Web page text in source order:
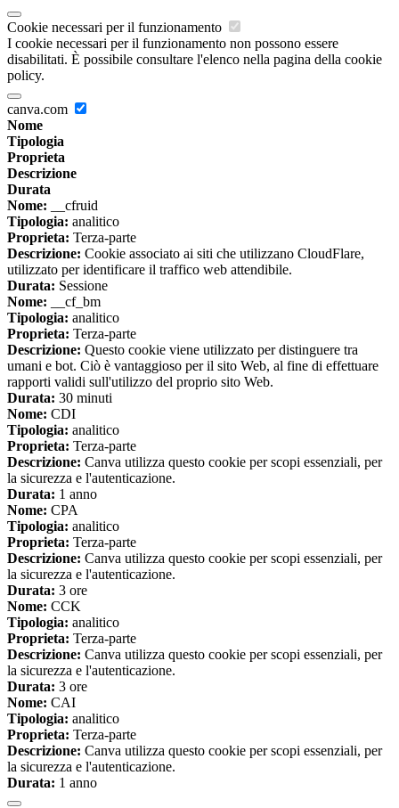
Cookie necessari per il funzionamento
I cookie necessari per il funzionamento non possono essere
disabilitati. È possibile consultare l'elenco nella pagina della cookie
policy.
canva.com
Nome
Tipologia
Proprieta
Descrizione
Durata
Nome: __cfruid
Tipologia: analitico
Proprieta: Terza-parte
Descrizione: Cookie associato ai siti che utilizzano CloudFlare,
utilizzato per identificare il traffico web attendibile.
Durata: Sessione
Nome: __cf_bm
Tipologia: analitico
Proprieta: Terza-parte
Descrizione: Questo cookie viene utilizzato per distinguere tra
umani e bot. Ciò è vantaggioso per il sito Web, al fine di effettuare
rapporti validi sull'utilizzo del proprio sito Web.
Durata: 30 minuti
Nome: CDI
Tipologia: analitico
Proprieta: Terza-parte
Descrizione: Canva utilizza questo cookie per scopi essenziali, per
la sicurezza e l'autenticazione.
Durata: 1 anno
Nome: CPA
Tipologia: analitico
Proprieta: Terza-parte
Descrizione: Canva utilizza questo cookie per scopi essenziali, per
la sicurezza e l'autenticazione.
Durata: 3 ore
Nome: CCK
Tipologia: analitico
Proprieta: Terza-parte
Descrizione: Canva utilizza questo cookie per scopi essenziali, per
la sicurezza e l'autenticazione.
Durata: 3 ore
Nome: CAI
Tipologia: analitico
Proprieta: Terza-parte
Descrizione: Canva utilizza questo cookie per scopi essenziali, per
la sicurezza e l'autenticazione.
Durata: 1 anno